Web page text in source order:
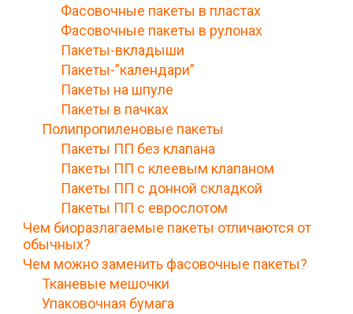
Фасовочные пакеты в пластах
Фасовочные пакеты в рулонах
Пакеты-вкладыши
Пакеты-”календари”
Пакеты на шпуле
Пакеты в пачках
Полипропиленовые пакеты
Пакеты ПП без клапана
Пакеты ПП с клеевым клапаном
Пакеты ПП с донной складкой
Пакеты ПП с еврослотом
Чем биоразлагаемые пакеты отличаются от
обычных?
Чем можно заменить фасовочные пакеты?
Тканевые мешочки
Упаковочная бумага